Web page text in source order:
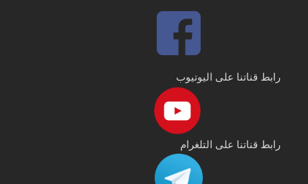
رابط قناتنا على اليوتيوب
رابط قناتنا على التلغرام